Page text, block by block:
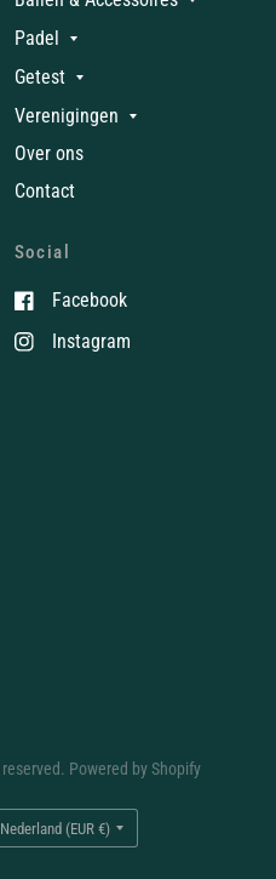
Padel
Getest
Verenigingen
Over ons
Contact
Social
Facebook
Instagram
Powered by Shopify
Land/regio
bijwerken